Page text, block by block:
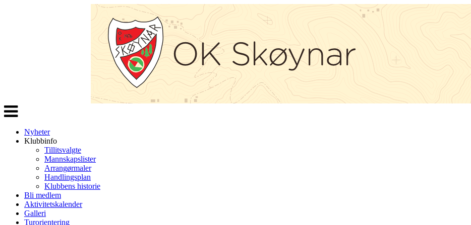
Veksle
navigasjon
Nyheter
Klubbinfo
Tillitsvalgte
Mannskapslister
Arrangørmaler
Handlingsplan
Klubbens historie
Bli medlem
Aktivitetskalender
Galleri
Turorientering